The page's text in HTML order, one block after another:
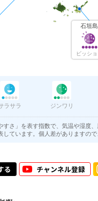
石垣島
ビッショ
ラサラ
ジンワリ
すさ」を表す指数で、気温や湿度
ています。個人差がありますの